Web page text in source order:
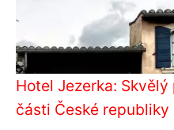
Hotel Jezerka:
části České republiky